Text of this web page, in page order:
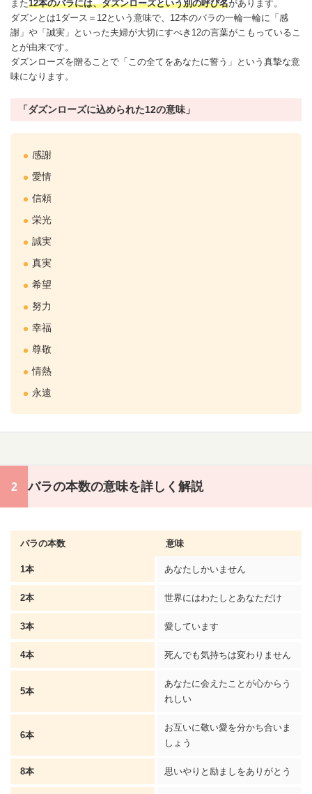
また12本のバラには、ダズンローズという別の呼び名があります。
ダズンとは1ダース＝12という意味で、 12本のバラの一輪一輪に「 感
謝 」や「誠実」といった夫婦が大切にすべき12の言葉がこもっているこ
とが由来です。
ダズンローズを贈ることで「この全てをあなたに誓う」という真摯な意
味になります。
「ダズンローズに込められた12の意味」
感謝
愛情
信頼
栄光
誠実
真実
希望
努力
幸福
尊敬
情熱
永遠
バラの本数の意味を詳しく解説
バラの本数 意味
1本 あなたしかいません
2本 世界にはわたしとあなただけ
3本 愛しています
4本 死んでも気持ちは変わりません
5本
あなたに会えたことが心からう
れしい
6本
お互いに敬い愛を分かち合いま
しょう
8本 思いやりと励ましをありがとう